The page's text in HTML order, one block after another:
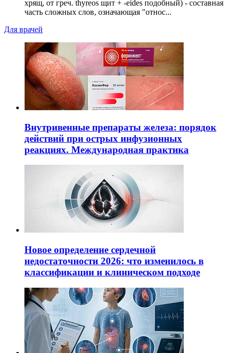
хрящ, от греч. thyreos щит + -eides подобный) - составная
часть сложных слов, означающая "относ...
Для врачей
Внутривенные препараты железа: порядок
действий при острых инфузионных
реакциях. Международная практика
Новое определение сердечной
недостаточности 2026: что изменилось в
классификации и клиническом подходе